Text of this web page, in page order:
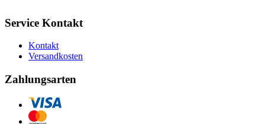
Service Kontakt
Kontakt
Versandkosten
Zahlungsarten